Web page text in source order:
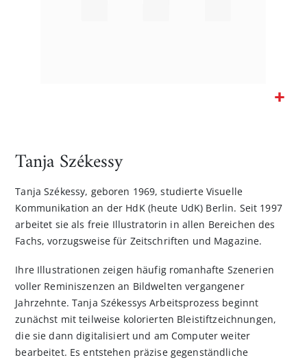
Bildgalerie
Tanja Székessy
Tanja Székessy, geboren 1969, studierte Visuelle
Kommunikation an der HdK (heute UdK) Berlin. Seit 1997
arbeitet sie als freie Illustratorin in allen Bereichen des
Fachs, vorzugsweise für Zeitschriften und Magazine.
Ihre Illustrationen zeigen häufig romanhafte Szenerien
voller Reminiszenzen an Bildwelten vergangener
Jahrzehnte. Tanja Székessys Arbeitsprozess beginnt
zunächst mit teilweise kolorierten Bleistiftzeichnungen,
die sie dann digitalisiert und am Computer weiter
bearbeitet. Es entstehen präzise gegenständliche